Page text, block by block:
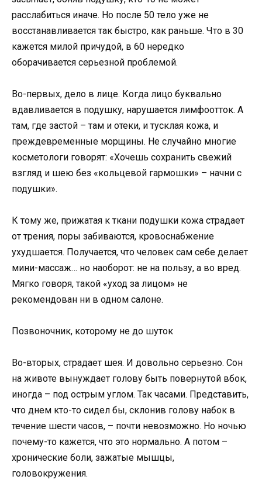
расслабиться иначе. Но после 50 тело уже не
восстанавливается так быстро, как раньше. Что в 30
кажется милой причудой, в 60 нередко
оборачивается серьезной проблемой.
Во-первых, дело в лице. Когда лицо буквально
вдавливается в подушку, нарушается лимфоотток. А
там, где застой – там и отеки, и тусклая кожа, и
преждевременные морщины. Не случайно многие
косметологи говорят: «Хочешь сохранить свежий
взгляд и шею без «кольцевой гармошки» – начни с
подушки».
К тому же, прижатая к ткани подушки кожа страдает
от трения, поры забиваются, кровоснабжение
ухудшается. Получается, что человек сам себе делает
мини-массаж… но наоборот: не на пользу, а во вред.
Мягко говоря, такой «уход за лицом» не
рекомендован ни в одном салоне.
Позвоночник, которому не до шуток
Во-вторых, страдает шея. И довольно серьезно. Сон
на животе вынуждает голову быть повернутой вбок,
иногда – под острым углом. Так часами. Представить,
что днем кто-то сидел бы, склонив голову набок в
течение шести часов, – почти невозможно. Но ночью
почему-то кажется, что это нормально. А потом –
хронические боли, зажатые мышцы,
головокружения.